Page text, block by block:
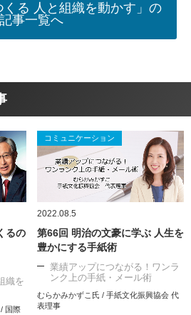
くる 人と組織を動かす」の
記事一覧へ
るの
織を
国際
コミュニケーション
2022.08.5
第66回 明治の文豪に学ぶ 人生を
豊かにする手紙術
業績アップにつながる！ワンラ
ンク上の手紙・メール術
むらかみかずこ氏 / 手紙文化振興協会 代
表理事